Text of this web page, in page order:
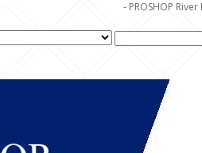
- PROSHOP